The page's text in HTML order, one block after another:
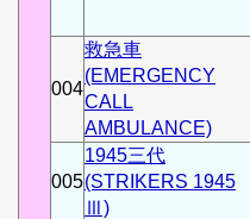
004
救急車
(EMERGENCY
CALL
AMBULANCE)
005
1945三代
(STRIKERS 1945
Ⅲ)